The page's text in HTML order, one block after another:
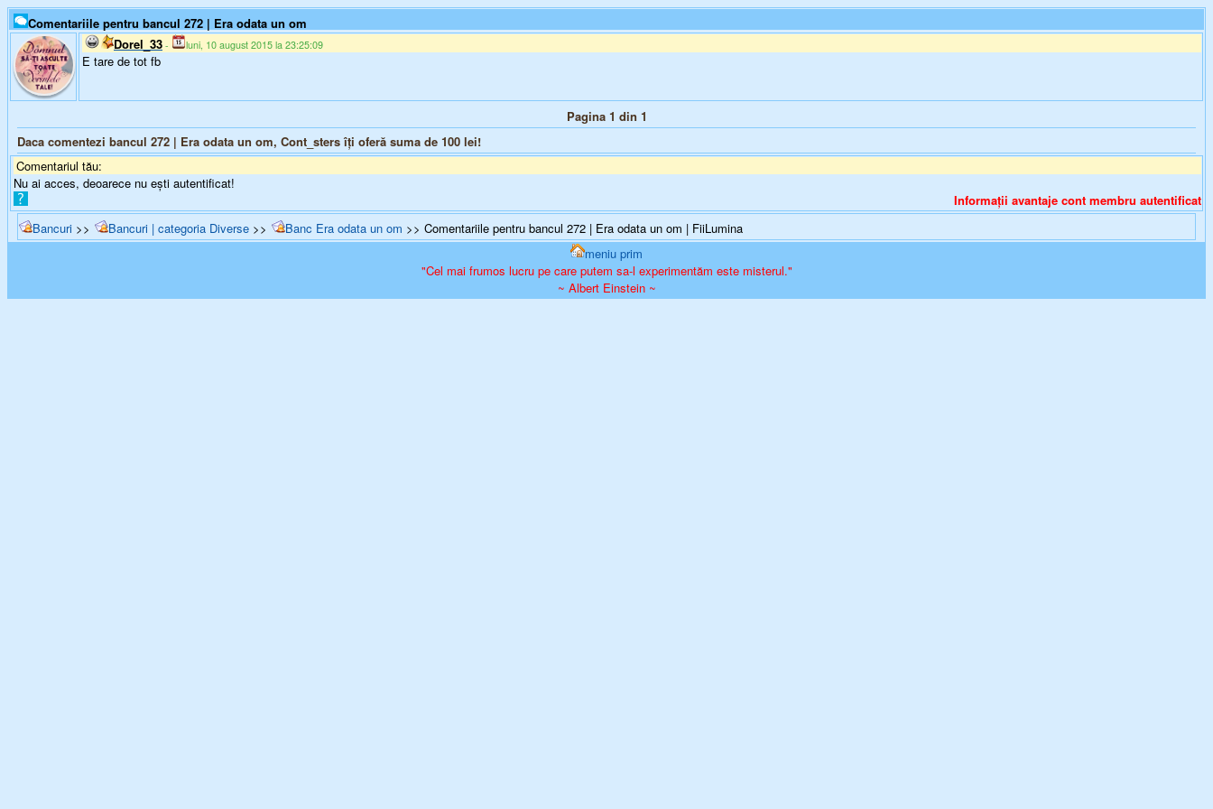
Comentariile pentru bancul 272 | Era odata un om
Dorel_33 - luni, 10 august 2015 la 23:25:09
E tare de tot fb
Pagina 1 din 1
Daca comentezi bancul 272 | Era odata un om, Cont_sters îți oferă suma de 100 lei!
Comentariul tău:
Nu ai acces, deoarece nu ești autentificat!
Informații avantaje cont membru autentificat
Bancuri >> Bancuri | categoria Diverse >> Banc Era odata un om >> Comentariile pentru bancul 272 | Era odata un om | FiiLumina
meniu prim
"Cel mai frumos lucru pe care putem sa-l experimentăm este misterul."
~ Albert Einstein ~